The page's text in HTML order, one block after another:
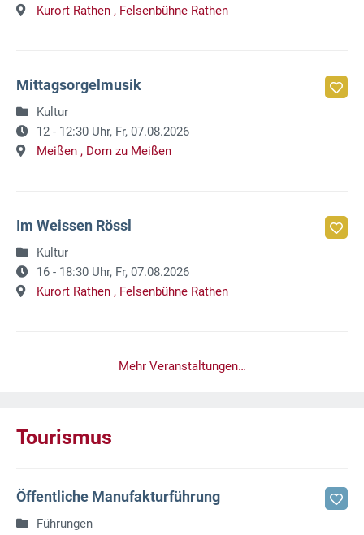
Kurort Rathen , Felsenbühne Rathen
Mittagsorgelmusik
Kultur
12 - 12:30 Uhr, Fr, 07.08.2026
Meißen , Dom zu Meißen
Im Weissen Rössl
Kultur
16 - 18:30 Uhr, Fr, 07.08.2026
Kurort Rathen , Felsenbühne Rathen
Mehr Veranstaltungen…
Tourismus
Öffentliche Manufakturführung
Führungen